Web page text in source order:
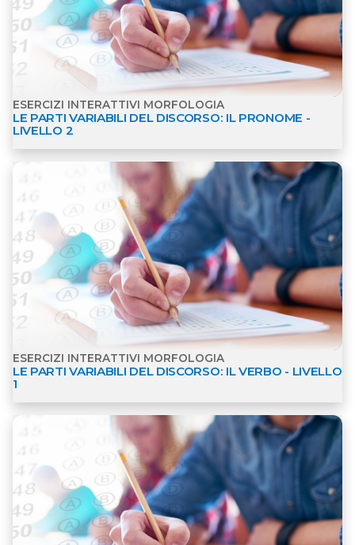
ESERCIZI INTERATTIVI MORFOLOGIA
LE PARTI VARIABILI DEL DISCORSO: IL PRONOME -
LIVELLO 2
ESERCIZI INTERATTIVI MORFOLOGIA
LE PARTI VARIABILI DEL DISCORSO: IL VERBO - LIVELLO
1
Apri dettagli Esercizi interattivi Morfologia
Apri dettagli Esercizi interattivi Morfologia